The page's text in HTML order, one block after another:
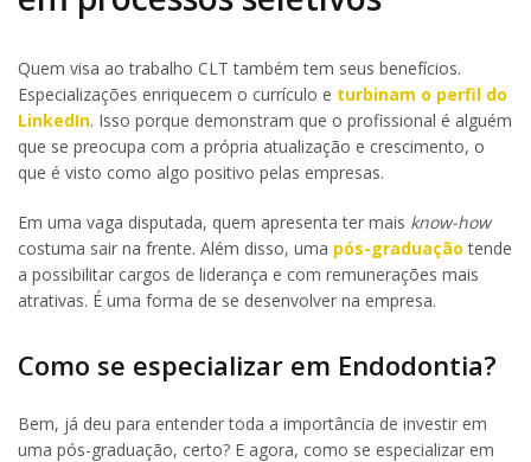
Quem visa ao trabalho CLT também tem seus benefícios.
Especializações enriquecem o currículo e turbinam o perfil do
LinkedIn. Isso porque demonstram que o profissional é alguém
que se preocupa com a própria atualização e crescimento, o
que é visto como algo positivo pelas empresas.
Em uma vaga disputada, quem apresenta ter mais know-how
costuma sair na frente. Além disso, uma pós-graduação tende
a possibilitar cargos de liderança e com remunerações mais
atrativas. É uma forma de se desenvolver na empresa.
Como se especializar em Endodontia?
Bem, já deu para entender toda a importância de investir em
uma pós-graduação, certo? E agora, como se especializar em